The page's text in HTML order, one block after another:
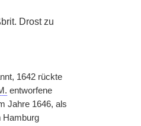
Drost zu
1642 rückte
entworfene
Jahre 1646, als
Hamburg